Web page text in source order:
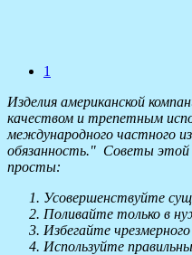
1
Изделия американской
качеством и трепетным
международного частного
обязанность." Советы этой
просты:
Усовершенствуйте
Поливайте только в
Избегайте
Используйте